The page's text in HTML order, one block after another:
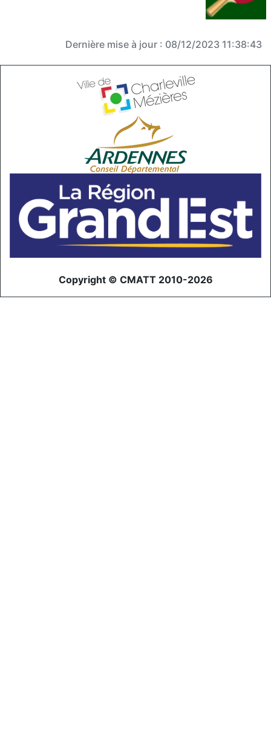
Dernière mise à jour : 08/12/2023 11:38:43
Copyright © CMATT 2010-2026